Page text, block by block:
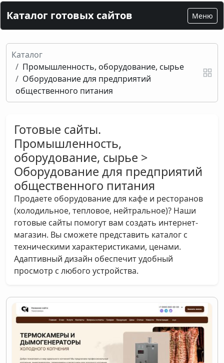
Каталог готовых сайтов Меню
Каталог
Промышленность, оборудование, сырье
Оборудование для предприятий
общественного питания
Готовые сайты.
Промышленность,
оборудование, сырье >
Оборудование для предприятий
общественного питания
Продаете оборудование для кафе и ресторанов
(холодильное, тепловое, нейтральное)? Наши
готовые сайты помогут вам создать интернет-
магазин. Вы сможете представить каталог с
техническими характеристиками, ценами.
Адаптивный дизайн обеспечит удобный
просмотр с любого устройства.